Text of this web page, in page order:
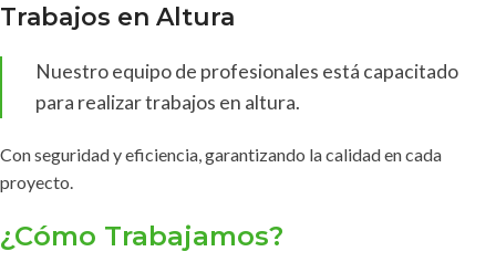
Trabajos en Altura
Nuestro equipo de profesionales está capacitado
para realizar trabajos en altura.
Con seguridad y eficiencia, garantizando la calidad en cada
proyecto.
¿Cómo Trabajamos?